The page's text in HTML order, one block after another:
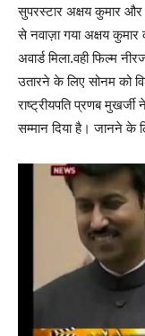
सुपरस्टार अक्षय कुमार और
से नवाज़ा गया अक्षय
अवार्ड मिला.वही फिल्म
उतारने के लिए सोनम को
राष्ट्रीयपति प्रणब
सम्मान दिया है। जानने के